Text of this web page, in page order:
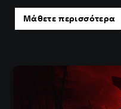
Μάθετε περισσότερα